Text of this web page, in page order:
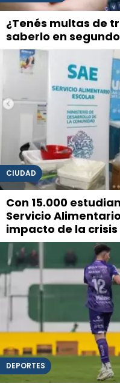
¿Tenés multas de
saberlo en
CIUDAD
Con 15.000
Servicio
impacto de la crisis
DEPORTES